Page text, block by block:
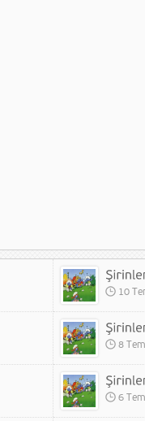
10
8 Tem
6 Tem